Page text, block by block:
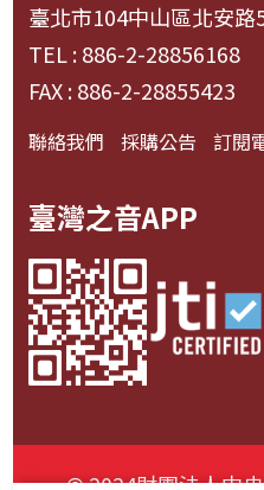
臺北市104中山區北安路
TEL : 886-2-28856168
FAX : 886-2-28855423
聯絡我們 採購公告 訂閱
臺灣之音APP